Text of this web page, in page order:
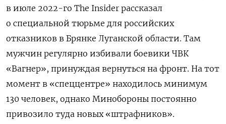
в июле 2022-го The Insider рассказал
о специальной тюрьме для российских
отказников в Брянке Луганской области. Там
мужчин регулярно избивали боевики ЧВК
«Вагнер», принуждая вернуться на фронт. На тот
момент в «спеццентре» находилось минимум
130 человек, однако Минобороны постоянно
привозило туда новых «штрафников».